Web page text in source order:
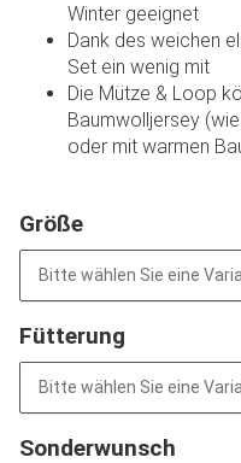
Winter geeignet
Dank des weichen
Set ein wenig mit
Die Mütze & Loop
Baumwolljersey
oder mit warmen
Größe
Bitte wählen Sie eine
Fütterung
Bitte wählen Sie eine
Sonderwunsch